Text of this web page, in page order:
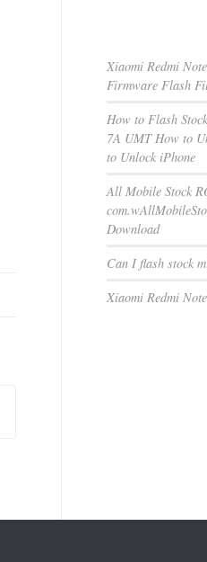
Xiaomi Redmi
Firmware Flash
How to Flash
7A UMT How to
to Unlock iPhone
All Mobile Stock
Download
Can I flash stock
Xiaomi Redmi